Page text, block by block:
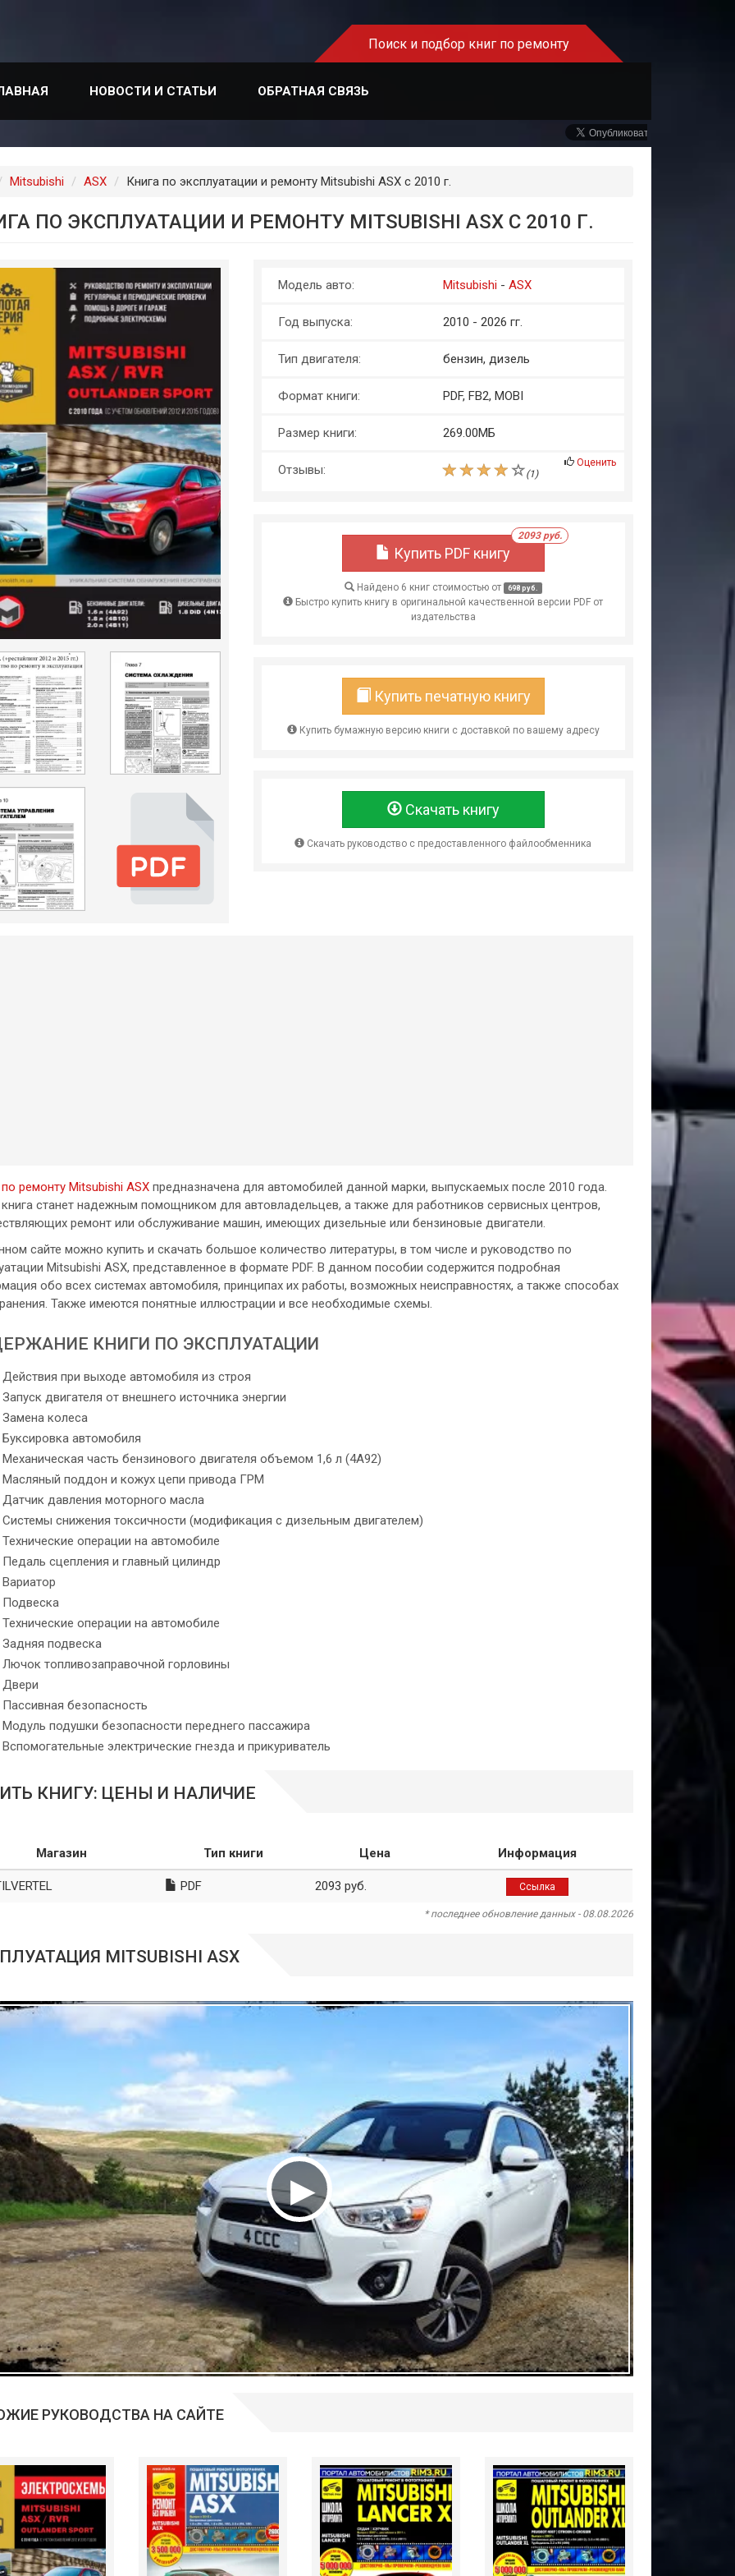
Поиск и подбор книг по ремонту
НОВОСТИ И СТАТЬИ ОБРАТНАЯ СВЯЗЬ
Mitsubishi ASX Книга по эксплуатации и ремонту Mitsubishi ASX с 2010 г.
ПО ЭКСПЛУАТАЦИИ И РЕМОНТУ MITSUBISHI ASX С 2010 Г.
Модель авто: Mitsubishi -ASX
Год выпуска: 2010 - 2026 гг.
Тип двигателя: бензин, дизель
Формат книги: PDF, FB2, MOBI
Размер книги: 269.00МБ
Отзывы: (1)
Оценить
Купить PDF книгу
2093 руб.
Найдено 6 книг стоимостью от 698 руб.
Быстро купить книгу в оригинальной качественной версии PDF от
издательства
Купить печатную книгу
Купить бумажную версию книги с доставкой по вашему адресу
Скачать книгу
Скачать руководство с предоставленного файлообменника
ремонту Mitsubishi ASXпредназначена для автомобилей данной марки, выпускаемых после 2010 года.
станет надежным помощником для автовладельцев, а также для работников сервисных центров,
ремонт или обслуживание машин, имеющих дизельные или бензиновые двигатели.
сайте можно купить и скачать большое количество литературы, в том числе и руководство по
Mitsubishi ASX, представленное в формате PDF. В данном пособии содержится подробная
обо всех системах автомобиля, принципах их работы, возможных неисправностях, а также способах
Также имеются понятные иллюстрации и все необходимые схемы.
КНИГИ ПО ЭКСПЛУАТАЦИИ
Действия при выходе автомобиля из строя
Запуск двигателя от внешнего источника энергии
Замена колеса
Буксировка автомобиля
Механическая часть бензинового двигателя объемом 1,6 л (4А92)
Масляный поддон и кожух цепи привода ГРМ
Датчик давления моторного масла
Системы снижения токсичности (модификация с дизельным двигателем)
Технические операции на автомобиле
Педаль сцепления и главный цилиндр
Вариатор
Подвеска
Технические операции на автомобиле
Задняя подвеска
Лючок топливозаправочной горловины
Двери
Пассивная безопасность
Модуль подушки безопасности переднего пассажира
Вспомогательные электрические гнезда и прикуриватель
КНИГУ: ЦЕНЫ И НАЛИЧИЕ
Магазин Тип книги Цена Информация
PDF 2093 руб. Ссылка
* последнее обновление данных - 08.08.2026
MITSUBISHI ASX
РУКОВОДСТВА НА САЙТЕ